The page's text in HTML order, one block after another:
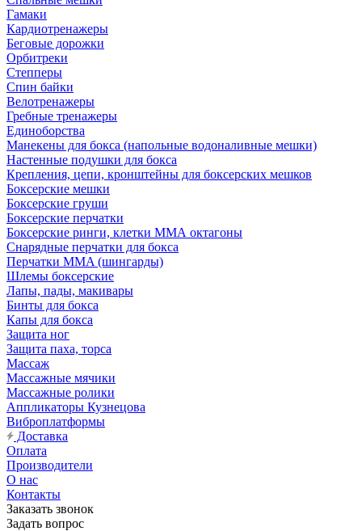
Гамаки
Кардиотренажеры
Беговые дорожки
Орбитреки
Степперы
Спин байки
Велотренажеры
Гребные тренажеры
Единоборства
Манекены для бокса (напольные водоналивные мешки)
Настенные подушки для бокса
Крепления, цепи, кронштейны для боксерских мешков
Боксерские мешки
Боксерские груши
Боксерские перчатки
Боксерские ринги, клетки ММА октагоны
Снарядные перчатки для бокса
Перчатки MMA (шингарды)
Шлемы боксерские
Лапы, пады, макивары
Бинты для бокса
Капы для бокса
Защита ног
Защита паха, торса
Массаж
Массажные мячики
Массажные ролики
Аппликаторы Кузнецова
Виброплатформы
Доставка
Оплата
Производители
О нас
Контакты
Заказать звонок
Задать вопрос